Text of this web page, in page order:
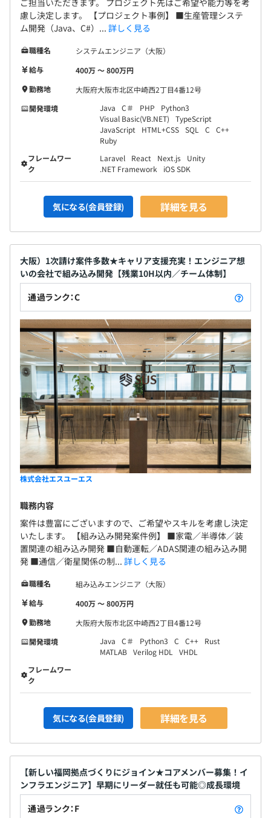
慮し決定します。 【プロジェクト事例】 ■生産管理システ
ム開発（Java、C#）... 詳しく見る
職種名
システムエンジニア（大阪）
給与
400万 〜 800万円
勤務地
大阪府大阪市北区中崎西2丁目4番12号
開発環境
Java C＃ PHP
Python3
Visual Basic(VB.NET)
TypeScript
JavaScript
HTML+CSS SQL C
C++
Ruby
フレームワー
ク
Laravel React Next.js
Unity
.NET Framework
iOS SDK
気になる(会員登録) 詳細を見る
大阪）1次請け案件多数★キャリア支援充実！エンジニア想
いの会社で組み込み開発【残業10H以内／チーム体制】
通過ランク：C
株式会社エスユーエス
職務内容
案件は豊富にございますので、ご希望やスキルを考慮し決定
いたします。 【組み込み開発案件例】 ■家電／半導体／装
置関連の組み込み開発 ■自動運転／ADAS関連の組み込み開
発 ■通信／衛星関係の制... 詳しく見る
職種名
組み込みエンジニア（大阪）
給与
400万 〜 800万円
勤務地
大阪府大阪市北区中崎西2丁目4番12号
開発環境
Java C＃ Python3 C C++
Rust
MATLAB Verilog HDL
VHDL
フレームワー
ク
気になる(会員登録) 詳細を見る
【新しい福岡拠点づくりにジョイン★コアメンバー募集！イ
ンフラエンジニア】早期にリーダー就任も可能◎成長環境
通過ランク：F